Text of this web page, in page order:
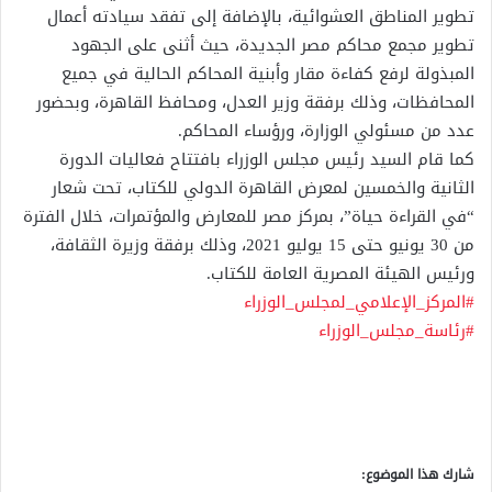
تطوير المناطق العشوائية، بالإضافة إلى تفقد سيادته أعمال
تطوير مجمع محاكم مصر الجديدة، حيث أثنى على الجهود
المبذولة لرفع كفاءة مقار وأبنية المحاكم الحالية في جميع
المحافظات، وذلك برفقة وزير العدل، ومحافظ القاهرة، وبحضور
عدد من مسئولي الوزارة، ورؤساء المحاكم.
كما قام السيد رئيس مجلس الوزراء بافتتاح فعاليات الدورة
الثانية والخمسين لمعرض القاهرة الدولي للكتاب، تحت شعار
“في القراءة حياة”، بمركز مصر للمعارض والمؤتمرات، خلال الفترة
من 30 يونيو حتى 15 يوليو 2021، وذلك برفقة وزيرة الثقافة،
ورئيس الهيئة المصرية العامة للكتاب.
#المركز_الإعلامي_لمجلس_الوزراء
#رئاسة_مجلس_الوزراء
شارك هذا الموضوع: